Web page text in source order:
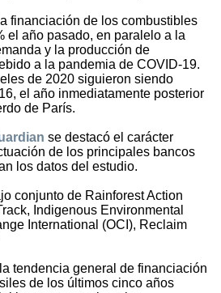
financiación de los combustibles
el año pasado, en paralelo a la
y la producción de
a la pandemia de COVID-19.
de 2020 siguieron siendo
el año inmediatamente posterior
de París.
se destacó el carácter
de los principales bancos
los datos del estudio.
conjunto de Rainforest Action
Indigenous Environmental
International (OCI), Reclaim
tendencia general de financiación
de los últimos cinco años